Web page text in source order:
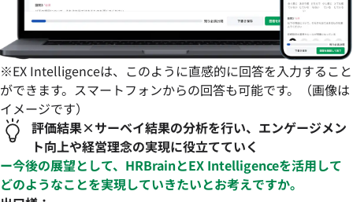
※EX Intelligenceは、このように直感的に回答を入力すること
ができます。スマートフォンからの回答も可能です。（画像は
イメージです）
評価結果×サーベイ結果の分析を行い、エンゲージメン
ト向上や経営理念の実現に役立てていく
ー今後の展望として、HRBrainとEX Intelligenceを活用して
どのようなことを実現していきたいとお考えですか。